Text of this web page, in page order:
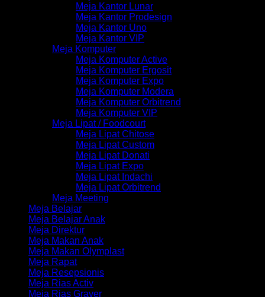
Meja Kantor Lunar
Meja Kantor Prodesign
Meja Kantor Uno
Meja Kantor VIP
Meja Komputer
Meja Komputer Active
Meja Komputer Ergosit
Meja Komputer Expo
Meja Komputer Modera
Meja Komputer Orbitrend
Meja Komputer VIP
Meja Lipat / Foodcourt
Meja Lipat Chitose
Meja Lipat Custom
Meja Lipat Donati
Meja Lipat Expo
Meja Lipat Indachi
Meja Lipat Orbitrend
Meja Meeting
Meja Belajar
Meja Belajar Anak
Meja Direktur
Meja Makan Anak
Meja Makan Olymplast
Meja Rapat
Meja Resepsionis
Meja Rias Activ
Meja Rias Graver